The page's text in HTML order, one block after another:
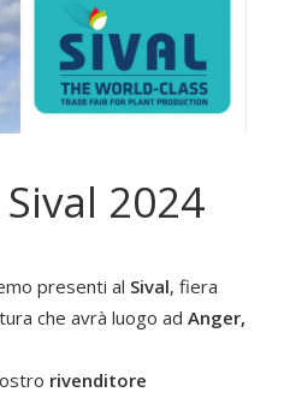
2024
presenti al Sival, fiera
che avrà luogo ad Anger,
rivenditore